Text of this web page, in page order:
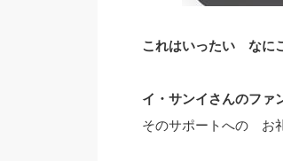
これはいったい なに
イ・サンイさんのフ
そのサポートへの お